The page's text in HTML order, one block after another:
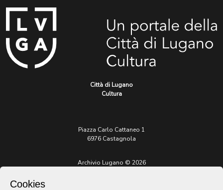
Città di Lugano
Cultura
Piazza Carlo Cattaneo 1
6976 Castagnola
Archivio Lugano © 2026
Cookies